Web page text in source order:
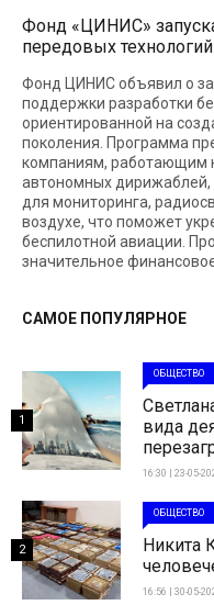
Фонд «ЦИНИС»
передовых
Фонд ЦИНИС объявил о
поддержки разработки
ориентированной на
поколения. Программа
компаниям, работающим
автономных дирижаблей,
для мониторинга,
воздухе, что поможет
беспилотной авиации.
значительное
САМОЕ ПОПУЛЯРНОЕ
ОБЩЕСТВО
вида
16:30 | 23-05-
1
ОБЩЕСТВО
Никита
16:56 | 30-05-
2